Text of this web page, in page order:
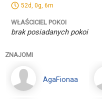
52d, 0g, 6m
WŁAŚCICIEL POKOI
brak posiadanych pokoi
ZNAJOMI
AgaFionaa